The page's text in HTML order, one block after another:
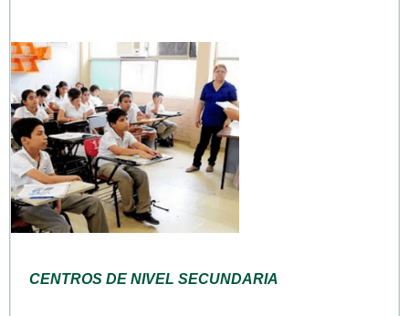
CENTROS DE NIVEL SECUNDARIA